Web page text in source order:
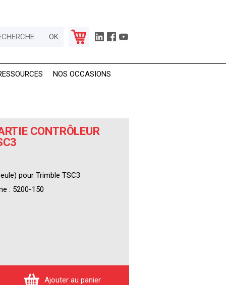
NOS OCCASIONS
CONTRÔLEUR
pour Trimble TSC3
: 5200-150
Ajouter au panier